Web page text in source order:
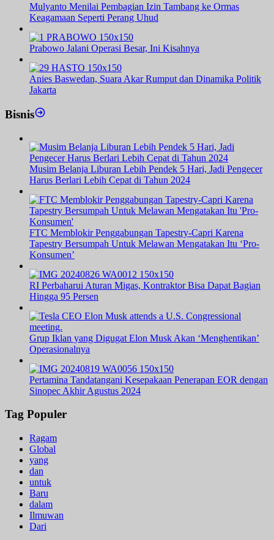
Mulyanto Menilai Pembagian Izin Tambang ke Ormas
Keagamaan Seperti Perang Uhud
Prabowo Jalani Operasi Besar, Ini Kisahnya
Anies Baswedan, Suara Akar Rumput dan Dinamika Politik
Jakarta
Bisnis
Musim Belanja Liburan Lebih Pendek 5 Hari, Jadi Pengecer
Harus Berlari Lebih Cepat di Tahun 2024
FTC Memblokir Penggabungan Tapestry-Capri Karena
Tapestry Bersumpah Untuk Melawan Mengatakan Itu ‘Pro-
Konsumen’
RI Perbaharui Aturan Migas, Kontraktor Bisa Dapat Bagian
Hingga 95 Persen
Grup Iklan yang Digugat Elon Musk Akan ‘Menghentikan’
Operasionalnya
Pertamina Tandatangani Kesepakaan Penerapan EOR dengan
Sinopec Akhir Agustus 2024
Tag Populer
Ragam
Global
yang
dan
untuk
Baru
dalam
Ilmuwan
Dari